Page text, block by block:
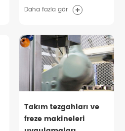
Daha fazla gör
Takım tezgahları ve
freze makineleri